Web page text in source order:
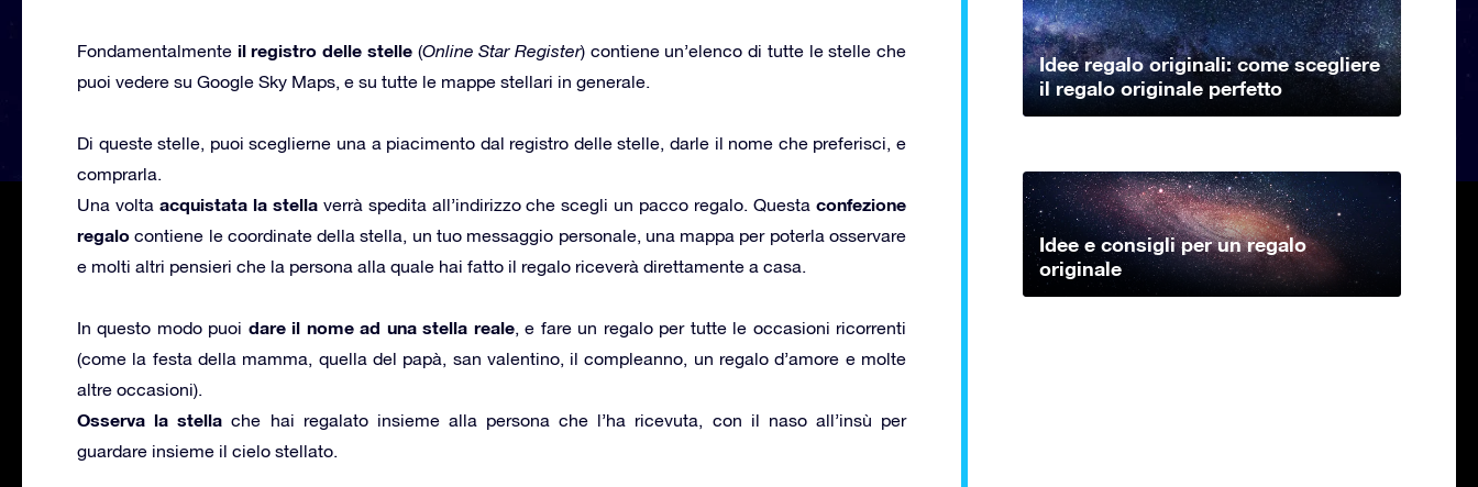
Fondamentalmente il registro delle stelle(Online Star Register) contiene un’elenco di tutte le stelle che
puoi vedere su Google Sky Maps, e su tutte le mappe stellari in generale.
Di queste stelle, puoi sceglierne una a piacimento dal registro delle stelle, darle il nome che preferisci, e
comprarla.
Una volta acquistata la stellaverrà spedita all’indirizzo che scegli un pacco regalo. Questaconfezione
regalo contiene le coordinate della stella, un tuo messaggio personale, una mappa per poterla osservare
e molti altri pensieri che la persona alla quale hai fatto il regalo riceverà direttamente a casa.
In questo modo puoi dare il nome ad una stella reale, e fare un regalo per tutte le occasioni ricorrenti
(come la festa della mamma, quella del papà, san valentino, il compleanno, un regalo d’amore e molte
altre occasioni).
Osserva la stella che hai regalato insieme alla persona che l’ha ricevuta, con il naso all’insù per
guardare insieme il cielo stellato.
Idee regalo originali: come scegliere
il regalo originale perfetto
Idee e consigli per un regalo
originale